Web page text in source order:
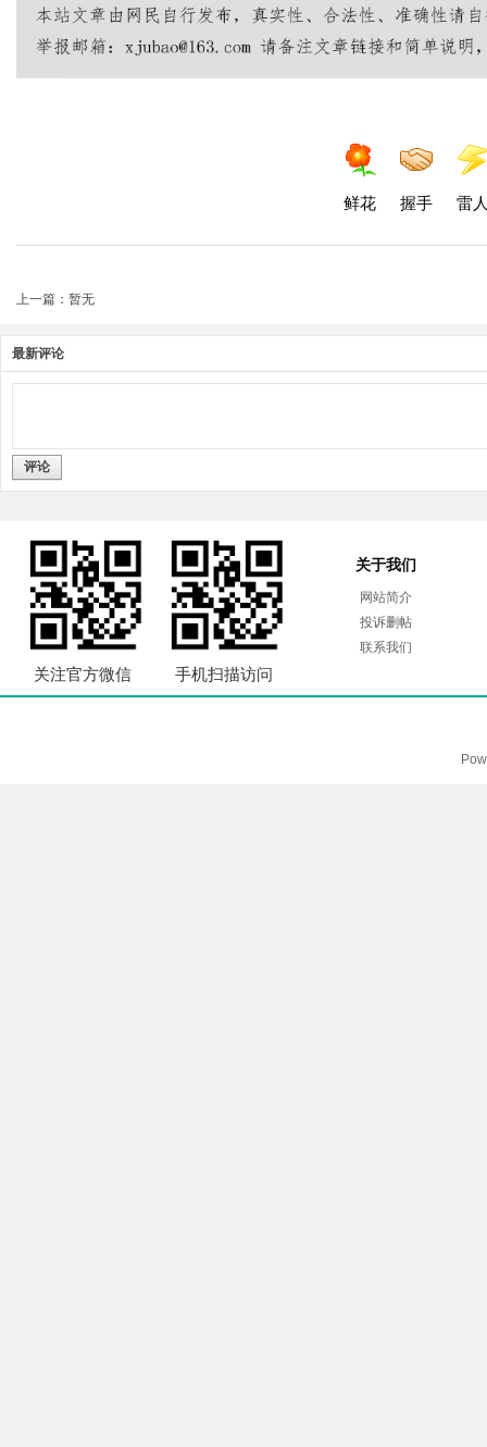
鲜花 握手 雷
上一篇：暂无
最新评论
评论
关注官方微信 手机扫描访问
关于我们
网站简介
投诉删帖
联系我们